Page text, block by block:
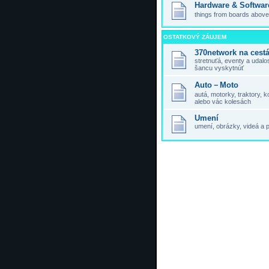
Hardware &
things from boards
OSTATKOVÝ ZÁUJEM
370network na
stretnuťá, eventy a
šancu vyskytnúť
Auto－Moto
autá, motorky, traktory,
alebo vác kolesách
Umení
umení, obrázky, videá a